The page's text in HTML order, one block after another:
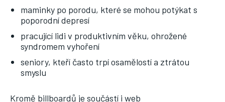
maminky po porodu, které se mohou potýkat s
poporodní depresí
pracující lidi v produktivním věku, ohrožené
syndromem vyhoření
seniory, kteří často trpí osamělostí a ztrátou
smyslu
Kromě billboardů je součástí i web